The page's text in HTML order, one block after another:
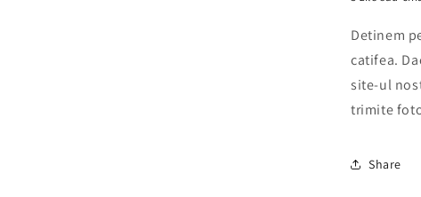
Detinem
catifea.
site-ul
trimite
Share